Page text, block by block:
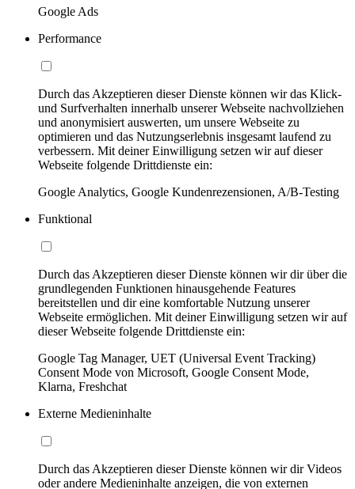
Google Ads
Performance
Durch das Akzeptieren dieser Dienste können wir das Klick-
und Surfverhalten innerhalb unserer Webseite nachvollziehen
und anonymisiert auswerten, um unsere Webseite zu
optimieren und das Nutzungserlebnis insgesamt laufend zu
verbessern. Mit deiner Einwilligung setzen wir auf dieser
Webseite folgende Drittdienste ein:
Google Analytics, Google Kundenrezensionen, A/B-Testing
Funktional
Durch das Akzeptieren dieser Dienste können wir dir über die
grundlegenden Funktionen hinausgehende Features
bereitstellen und dir eine komfortable Nutzung unserer
Webseite ermöglichen. Mit deiner Einwilligung setzen wir auf
dieser Webseite folgende Drittdienste ein:
Google Tag Manager, UET (Universal Event Tracking)
Consent Mode von Microsoft, Google Consent Mode,
Klarna, Freshchat
Externe Medieninhalte
Durch das Akzeptieren dieser Dienste können wir dir Videos
oder andere Medieninhalte anzeigen, die von externen